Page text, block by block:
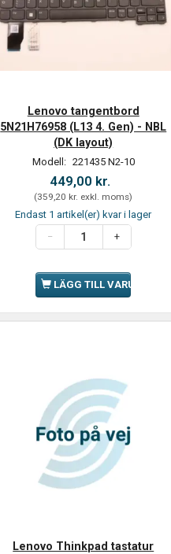
Lenovo tangentbord
5N21H76958 (L13 4. Gen) - NBL
(DK layout)
Modell: 221435 N2-10
449,00 kr.
(359,20 kr. exkl. moms)
Endast 1 artikel(er) kvar i lager
LÄGG TILL VARUKORGEN
Lenovo Thinkpad tastatur